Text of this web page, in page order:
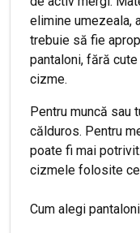
elimine umezeala,
trebuie să fie
pantaloni, fără
cizme.
Pentru muncă sau
călduros. Pentru
poate fi mai
cizmele folosite
Cum alegi